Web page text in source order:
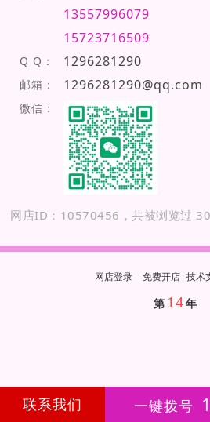
13557996079
15723716509
Q Q： 1296281290
邮箱： 1296281290@qq.com
微信：
网店ID：10570456，共被浏览过
网店登录 免费开店 技术
第 14年
联系我们 一键拨号